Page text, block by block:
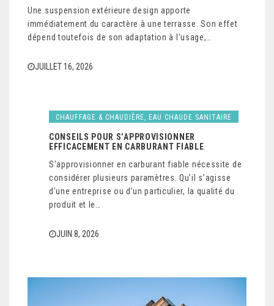
Une suspension extérieure design apporte
immédiatement du caractère à une terrasse. Son effet
dépend toutefois de son adaptation à l’usage,…
JUILLET 16, 2026
CHAUFFAGE & CHAUDIÈRE, EAU CHAUDE SANITAIRE
CONSEILS POUR S’APPROVISIONNER
EFFICACEMENT EN CARBURANT FIABLE
S'approvisionner en carburant fiable nécessite de
considérer plusieurs paramètres. Qu’il s’agisse
d’une entreprise ou d’un particulier, la qualité du
produit et le…
JUIN 8, 2026